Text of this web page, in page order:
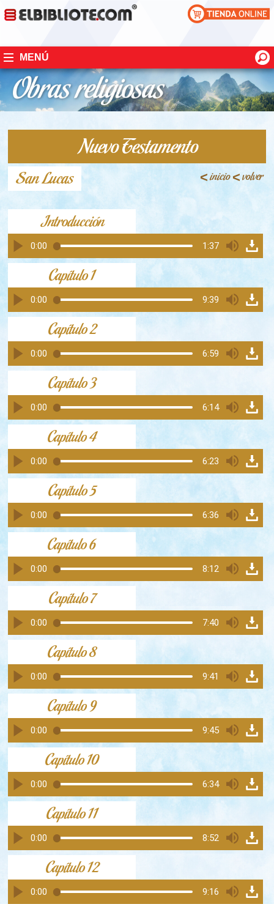
MENÚ
Nuevo Testamento
San Lucas <volver
<inicio
Introducción
0:00 1:37
Capítulo 1
0:00 9:39
Capítulo 2
0:00 6:59
Capítulo 3
0:00 6:14
Capítulo 4
0:00 6:23
Capítulo 5
0:00 6:36
Capítulo 6
0:00 8:12
Capítulo 7
0:00 7:40
Capítulo 8
0:00 9:41
Capítulo 9
0:00 9:45
Capítulo 10
0:00 6:34
Capítulo 11
0:00 8:52
Capítulo 12
0:00 9:16